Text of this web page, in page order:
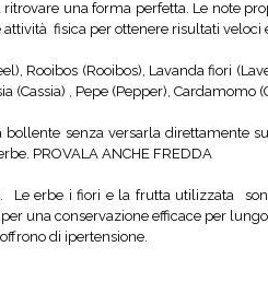
una forma perfetta. Le note
fisica per ottenere risultati
Rooibos (Rooibos), Lavanda fiori
, Pepe (Pepper), Cardamomo
senza versarla
PROVALA ANCHE FREDDA
Le erbe i fiori e la frutta utilizzata
una conservazione efficace per
di ipertensione.